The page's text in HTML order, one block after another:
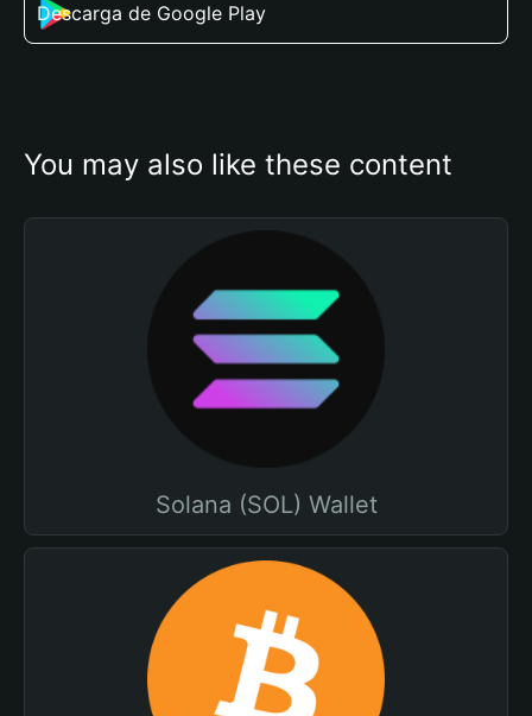
Descarga de Google Play
You may also like these content
Solana (SOL) Wallet